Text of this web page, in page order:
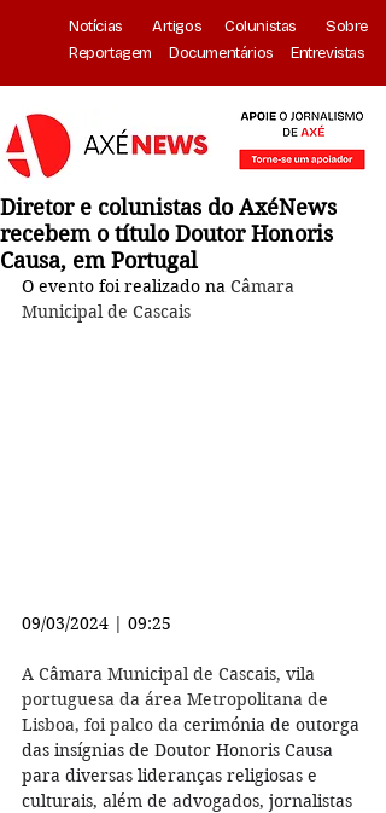
Notícias Artigos Colunistas
Sobre
Reportagem
Documentários Entrevistas
Diretor e colunistas do AxéNews
recebem o título Doutor Honoris
Causa, em Portugal
O evento foi realizado na Câmara
Municipal de Cascais
09/03/2024 | 09:25
A Câmara Municipal de Cascais, vila
portuguesa da área Metropolitana de
Lisboa, foi palco da cerimónia de outorga
das insígnias de Doutor Honoris Causa
para diversas lideranças religiosas e
culturais, além de advogados, jornalistas